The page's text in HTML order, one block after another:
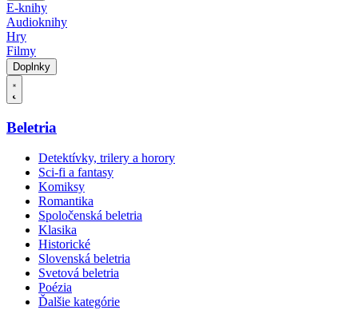
E-knihy
Audioknihy
Hry
Filmy
Doplnky
Beletria
Detektívky, trilery a horory
Sci-fi a fantasy
Komiksy
Romantika
Spoločenská beletria
Klasika
Historické
Slovenská beletria
Svetová beletria
Poézia
Ďalšie kategórie